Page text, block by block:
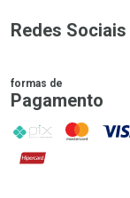
Redes Sociais
formas de
Pagamento
PIX MasterCard
VISA
Hipercard